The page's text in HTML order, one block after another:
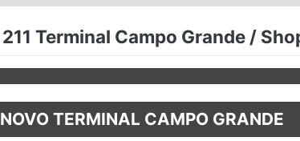
Terminal Campo Grande /
NOVO TERMINAL CAMPO GRANDE